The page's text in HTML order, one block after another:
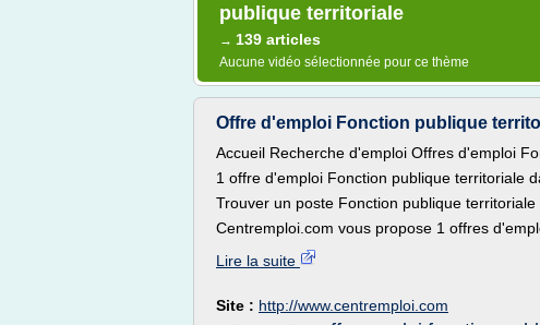
publique territoriale
→ 139 articles
Aucune vidéo sélectionnée pour ce thème
Offre d'emploi Fonction publique
Accueil Recherche d'emploi Offres d'emploi
1 offre d'emploi Fonction publique territoriale
Trouver un poste Fonction publique territoriale
Centremploi.com vous propose 1 offres
Lire la suite
Site : http://www.centremploi.com